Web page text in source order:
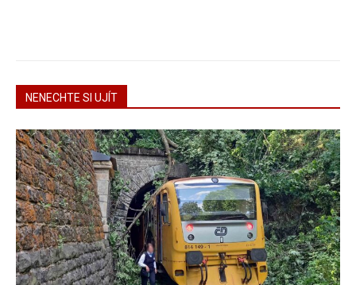
NENECHTE SI UJÍT